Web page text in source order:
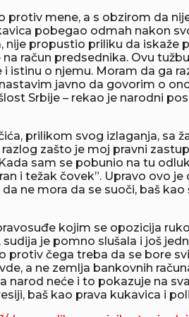
mene, a s obzirom da
pobegao odmah nakon
propustio priliku da
račun predsednika. Ovu
istinu o njemu. Moram da ga
javno da govorim o
Srbije – rekao je narodni
prilikom svog izlaganja,
zašto je moj pravni
sam se pobunio na tu
i težak čovek”. Upravo ovo
ne mora da se suoči, baš
kojim se opozicija
sudija je pomno slušala i još
protiv čega treba da se bore
a ne zemlja bankovnih
narod neće i to pokazuje na
baš kao prava kukavica i